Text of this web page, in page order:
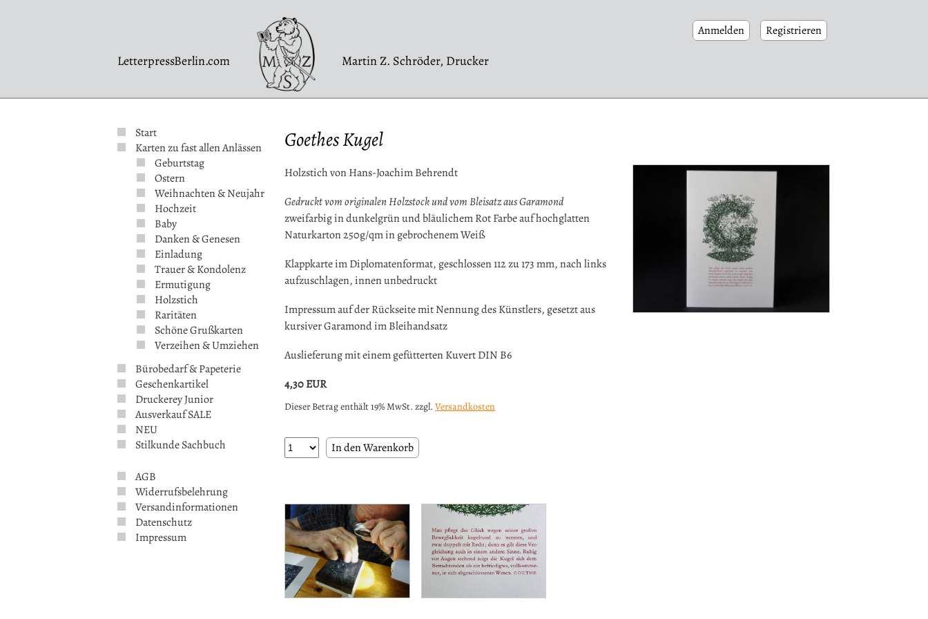
Anmelden Registrieren
LetterpressBerlin.com Martin Z. Schröder, Drucker
Start
Karten zu fast allen Anlässen
Geburtstag
Ostern
Weihnachten & Neujahr
Hochzeit
Baby
Danken & Genesen
Einladung
Trauer & Kondolenz
Ermutigung
Holzstich
Raritäten
Schöne Grußkarten
Verzeihen & Umziehen
Bürobedarf & Papeterie
Geschenkartikel
Druckerey Junior
Ausverkauf SALE
NEU
Stilkunde Sachbuch
AGB
Widerrufsbelehrung
Versandinformationen
Datenschutz
Impressum
Goethes Kugel
Holzstich von Hans-Joachim Behrendt
Gedruckt vom originalen Holzstock und vom Bleisatz aus Garamond
zweifarbig in dunkelgrün und bläulichem Rot Farbe auf hochglatten
Naturkarton 250g/qm in gebrochenem Weiß
Klappkarte im Diplomatenformat, geschlossen 112 zu 173 mm, nach links
aufzuschlagen, innen unbedruckt
Impressum auf der Rückseite mit Nennung des Künstlers, gesetzt aus
kursiver Garamond im Bleihandsatz
Auslieferung mit einem gefütterten Kuvert DIN B6
4,30EUR
Dieser Betrag enthält 19% MwSt. zzgl.Versandkosten